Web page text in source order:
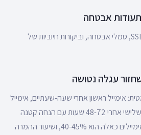
הציגו בבירור את תעודות ה-SSL, סמלי אבטחה, וביקורות חיוביות של
אימייל ראשון אחרי שעה-שעתיים, אימייל
שני אחרי 24 שעות, ואימייל שלישי אחרי 48-72 שעות עם הנחה קטנה
כתמריץ. שיעור פתיחה של אימיילים כאלה הוא 40-45%, ושיעור ההמרה